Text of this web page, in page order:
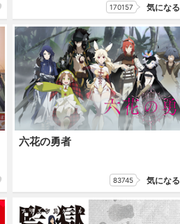
170157 気になる
六花の勇者
83745 気になる